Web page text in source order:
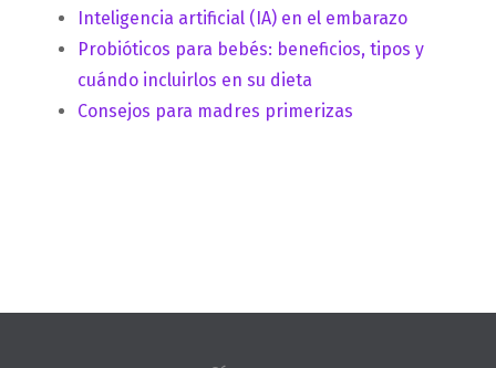
Inteligencia artificial (IA) en el embarazo
Probióticos para bebés: beneficios, tipos y
cuándo incluirlos en su dieta
Consejos para madres primerizas